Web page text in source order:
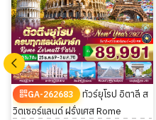
GA-262683
ทัวร์ยุโรป อิตาลี ส
วิตเซอร์แลนด์ ฝรั่งเศส Rome